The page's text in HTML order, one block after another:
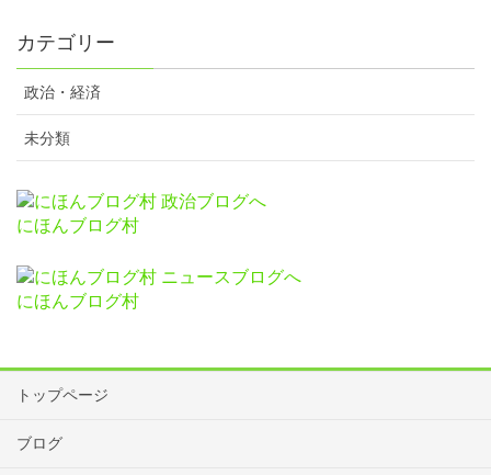
カテゴリー
政治・経済
未分類
にほんブログ村
にほんブログ村
トップページ
ブログ